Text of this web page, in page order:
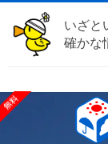
いざと
確かな